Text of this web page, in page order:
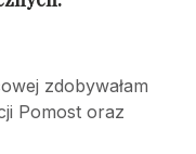
zdobywałam
Pomost oraz